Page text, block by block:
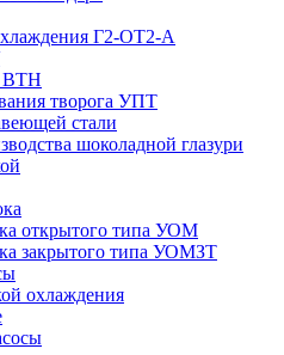
Г2-ОТ2-А
ВТН
творога УПТ
стали
шоколадной глазури
открытого типа УОМ
закрытого типа УОМЗТ
охлаждения